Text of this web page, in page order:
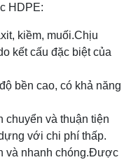
HDPE:
kiềm, muối.Chịu
kết cấu đặc biệt của
bền cao, có khả năng
chuyển và thuận tiện
với chi phí thấp.
và nhanh chóng.Được